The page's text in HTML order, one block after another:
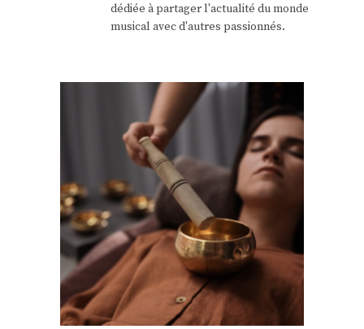
dédiée à partager l'actualité du monde
musical avec d'autres passionnés.